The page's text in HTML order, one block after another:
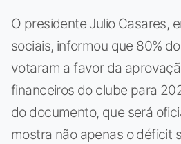
O presidente Julio Casares,
sociais, informou que 80%
votaram a favor da
financeiros do clube para
do documento, que será
mostra não apenas o déficit